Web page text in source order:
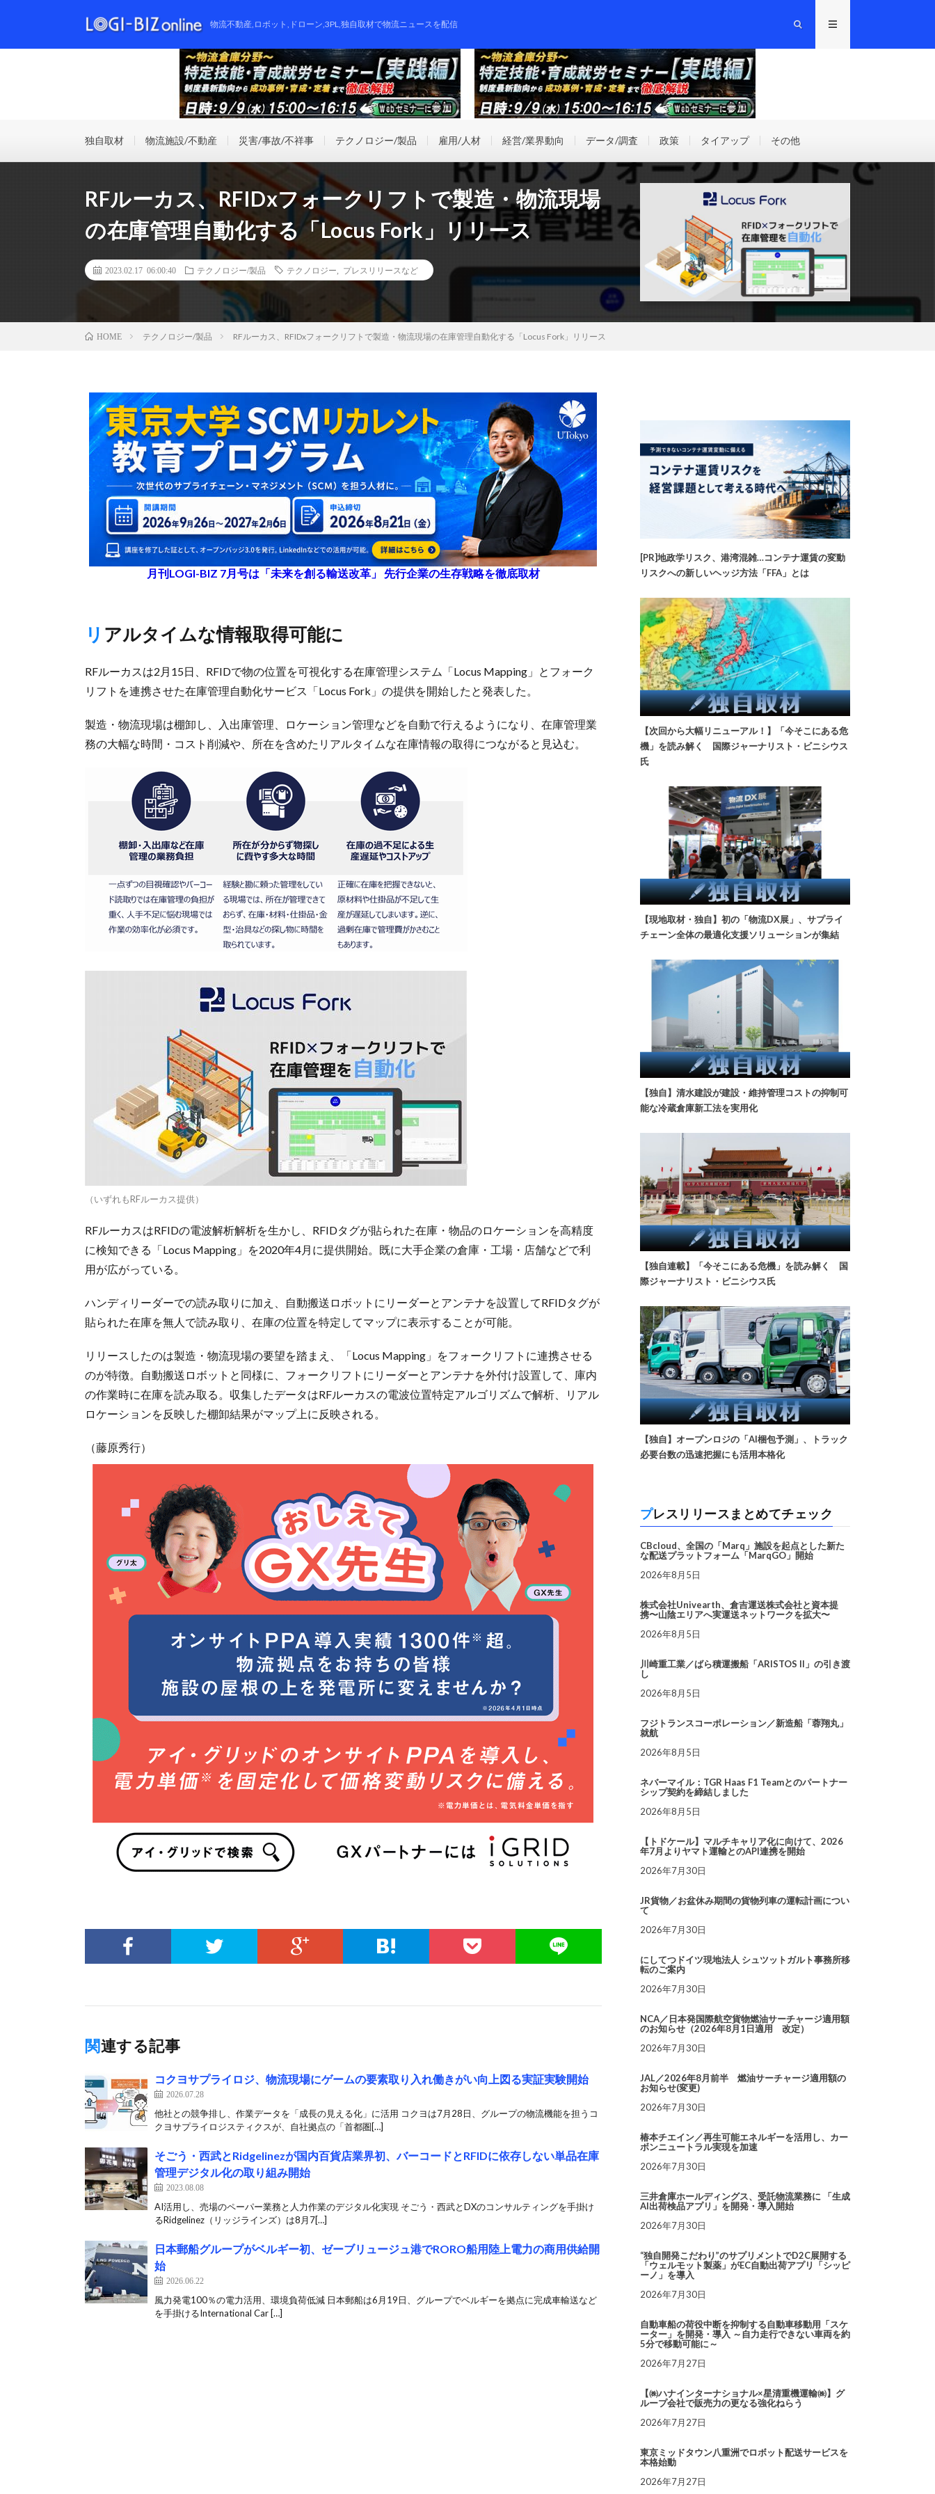
物流不動産,ロボット,ドローン,3PL,独自取材で物流ニュースを配信
独自取材 物流施設/不動産 災害/事故/不祥事 テクノロジー/製品 雇用/人材 経営/業界動向 データ/調査 政策 タイアップ その他
RFルーカス、RFIDxフォークリフトで製造・物流現場
の在庫管理自動化する「Locus Fork」リリース
2023.02.17 06:00:40 テクノロジー/製品 テクノロジー プレスリリースなど
HOME テクノロジー/製品 RFルーカス、RFIDxフォークリフトで製造・物流現場の在庫管理自動化する「Locus Fork」リリース
月刊LOGI-BIZ 7月号は「未来を創る輸送改革」 先行企業の生存戦略を徹底取材
リアルタイムな情報取得可能に
RFルーカスは2月15日、RFIDで物の位置を可視化する在庫管理システム「Locus Mapping」とフォーク
リフトを連携させた在庫管理自動化サービス「Locus Fork」の提供を開始したと発表した。
製造・物流現場は棚卸し、入出庫管理、ロケーション管理などを自動で行えるようになり、在庫管理業
務の大幅な時間・コスト削減や、所在を含めたリアルタイムな在庫情報の取得につながると見込む。
（いずれもRFルーカス提供）
RFルーカスはRFIDの電波解析解析を生かし、RFIDタグが貼られた在庫・物品のロケーションを高精度
に検知できる「Locus Mapping」を2020年4月に提供開始。既に大手企業の倉庫・工場・店舗などで利
用が広がっている。
ハンディリーダーでの読み取りに加え、自動搬送ロボットにリーダーとアンテナを設置してRFIDタグが
貼られた在庫を無人で読み取り、在庫の位置を特定してマップに表示することが可能。
リリースしたのは製造・物流現場の要望を踏まえ、「Locus Mapping」をフォークリフトに連携させる
のが特徴。自動搬送ロボットと同様に、フォークリフトにリーダーとアンテナを外付け設置して、庫内
の作業時に在庫を読み取る。収集したデータはRFルーカスの電波位置特定アルゴリズムで解析、リアル
ロケーションを反映した棚卸結果がマップ上に反映される。
（藤原秀行）
関連する記事
コクヨサプライロジ、物流現場にゲームの要素取り入れ働きがい向上図る実証実験開始
2026.07.28
他社との競争排し、作業データを「成長の見える化」に活用 コクヨは7月28日、グループの物流機能を担うコ
クヨサプライロジスティクスが、自社拠点の「首都圏[…]
そごう・西武とRidgelinezが国内百貨店業界初、バーコードとRFIDに依存しない単品在庫
管理デジタル化の取り組み開始
2023.08.08
AI活用し、売場のペーパー業務と人力作業のデジタル化実現 そごう・西武とDXのコンサルティングを手掛け
るRidgelinez（リッジラインズ）は8月7[…]
日本郵船グループがベルギー初、ゼーブリュージュ港でRORO船用陸上電力の商用供給開
始
2026.06.22
風力発電100％の電力活用、環境負荷低減 日本郵船は6月19日、グループでベルギーを拠点に完成車輸送など
を手掛けるInternational Car […]
[PR]地政学リスク、港湾混雑…コンテナ運賃の変動
リスクへの新しいヘッジ方法「FFA」とは
【次回から大幅リニューアル！】「今そこにある危
機」を読み解く 国際ジャーナリスト・ビニシウス
氏
【現地取材・独自】初の「物流DX展」、サプライ
チェーン全体の最適化支援ソリューションが集結
【独自】清水建設が建設・維持管理コストの抑制可
能な冷蔵倉庫新工法を実用化
【独自連載】「今そこにある危機」を読み解く 国
際ジャーナリスト・ビニシウス氏
【独自】オープンロジの「AI梱包予測」、トラック
必要台数の迅速把握にも活用本格化
プレスリリースまとめてチェック
CBcloud、全国の「Marq」施設を起点とした新た
な配送プラットフォーム「MarqGO」開始
2026年8月5日
株式会社Univearth、倉吉運送株式会社と資本提
携〜山陰エリアへ実運送ネットワークを拡大〜
2026年8月5日
川崎重工業／ばら積運搬船「ARISTOS II」の引き渡
し
2026年8月5日
フジトランスコーポレーション／新造船「蓉翔丸」
就航
2026年8月5日
ネバーマイル：TGR Haas F1 Teamとのパートナー
シップ契約を締結しました
2026年8月5日
【トドケール】マルチキャリア化に向けて、2026
年7月よりヤマト運輸とのAPI連携を開始
2026年7月30日
JR貨物／お盆休み期間の貨物列車の運転計画につい
て
2026年7月30日
にしてつドイツ現地法人 シュツットガルト事務所移
転のご案内
2026年7月30日
NCA／日本発国際航空貨物燃油サーチャージ適用額
のお知らせ（2026年8月1日適用 改定）
2026年7月30日
JAL／2026年8月前半 燃油サーチャージ適用額の
お知らせ(変更)
2026年7月30日
椿本チエイン／再生可能エネルギーを活用し、カー
ボンニュートラル実現を加速
2026年7月30日
三井倉庫ホールディングス、受託物流業務に 「生成
AI出荷検品アプリ」を開発・導入開始
2026年7月30日
“独自開発こだわり”のサプリメントでD2C展開する
「ウェルモット製薬」がEC自動出荷アプリ「シッピ
ーノ」を導入
2026年7月30日
自動車船の荷役中断を抑制する自動車移動用「スケ
ーター」を開発・導入 ～自力走行できない車両を約
5分で移動可能に～
2026年7月27日
【㈱ハナインターナショナル×星清重機運輸㈱】グ
ループ会社で販売力の更なる強化ねらう
2026年7月27日
東京ミッドタウン八重洲でロボット配送サービスを
本格始動
2026年7月27日